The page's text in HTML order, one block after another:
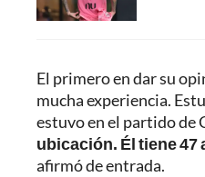
El primero en dar su
mucha experiencia.
estuvo en el partido de
ubicación. Él tiene
afirmó de entrada.